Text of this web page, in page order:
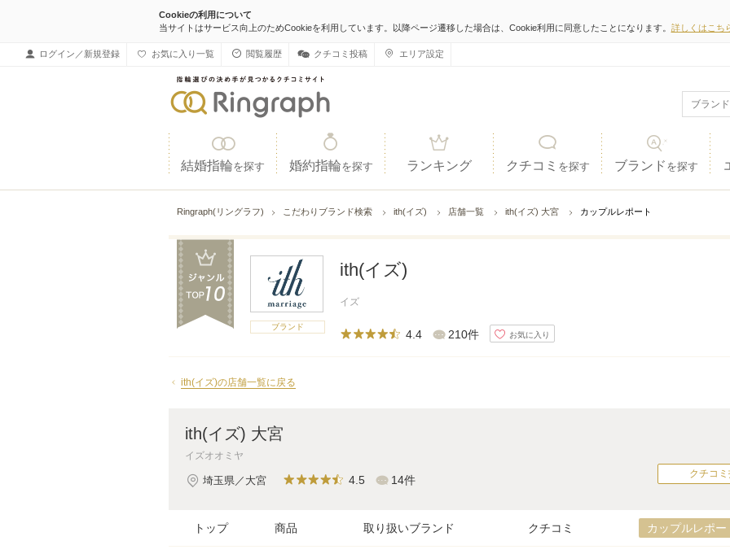
Cookieの利用について
当サイトはサービス向上のためCookieを利用しています。以降ページ遷移した場合は、Cookie利用に同意したことになります。 詳しくはこち
ログイン／新規登録 お気に入り一覧 閲覧履歴 クチコミ投稿 エリア設定
結婚指輪を探す 婚約指輪を探す ランキング クチコミ を探す ブランド を探す
Ringraph(リングラフ) こだわりブランド検索 ith(イズ) 店舗一覧 ith(イズ) 大宮 カップルレポート
ブランド
ith(イズ)
イズ
4.4 210件 お気に入り
ith(イズ)の店舗一覧に戻る
ith(イズ) 大宮
イズオオミヤ
埼玉県／大宮 4.5 14件
クチコ
トップ 商品 取り扱いブランド クチコミ カップルレポー